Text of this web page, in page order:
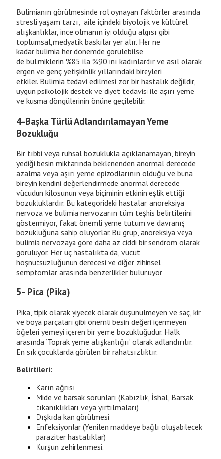
Bulimianın görülmesinde rol oynayan faktörler arasında
stresli yaşam tarzı, aile içindeki biyolojik ve kültürel
alışkanlıklar, ince olmanın iyi olduğu algısı gibi
toplumsal,medyatik baskılar yer alır. Her ne
kadar bulimia her dönemde görülebilse
de bulimiklerin %85 ila %90’ını kadınlardır ve asıl olarak
ergen ve genç yetişkinlik yıllarındaki bireyleri
etkiler. Bulimia tedavi edilmesi zor bir hastalık değildir,
uygun psikolojik destek ve diyet tedavisi ile aşırı yeme
ve kusma döngülerinin önüne geçilebilir.
4-Başka Türlü Adlandırılamayan Yeme
Bozukluğu
Bir tıbbi veya ruhsal bozuklukla açıklanamayan, bireyin
yediği besin miktarında beklenenden anormal derecede
azalma veya aşırı yeme epizodlarının olduğu ve buna
bireyin kendini değerlendirmede anormal derecede
vücudun kilosunun veya biçiminin etkinin eşlik ettiği
bozukluklardır. Bu kategorideki hastalar, anoreksiya
nervoza ve bulimia nervozanın tüm teşhis belirtilerini
göstermiyor, fakat önemli yeme tutum ve davranış
bozukluğuna sahip oluyorlar. Bu grup, anoreksiya veya
bulimia nervozaya göre daha az ciddi bir sendrom olarak
görülüyor. Her üç hastalıkta da, vücut
hoşnutsuzluğunun derecesi ve diğer zihinsel
semptomlar arasında benzerlikler bulunuyor
5- Pica (Pika)
Pika, tipik olarak yiyecek olarak düşünülmeyen ve saç, kir
ve boya parçaları gibi önemli besin değeri içermeyen
öğeleri yemeyi içeren bir yeme bozukluğudur. Halk
arasında ‘Toprak yeme alışkanlığıı’ olarak adlandırılır.
En sık çocuklarda görülen bir rahatsızlıktır.
Belirtileri:
Karın ağrısı
Mide ve barsak sorunları (Kabızlık, İshal, Barsak
tıkanıklıkları veya yırtılmaları)
Dışkıda kan görülmesi
Enfeksiyonlar (Yenilen maddeye bağlı oluşabilecek
paraziter hastalıklar)
Kurşun zehirlenmesi.